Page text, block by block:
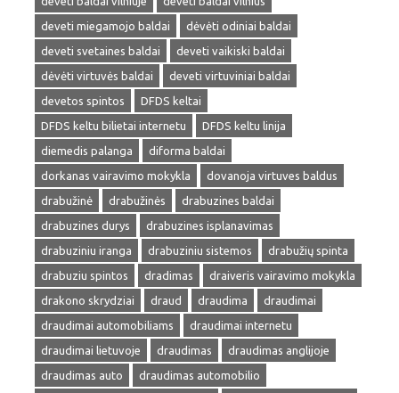
deveti miegamojo baldai
dėvėti odiniai baldai
deveti svetaines baldai
deveti vaikiski baldai
dėvėti virtuvės baldai
deveti virtuviniai baldai
devetos spintos
DFDS keltai
DFDS keltu bilietai internetu
DFDS keltu linija
diemedis palanga
diforma baldai
dorkanas vairavimo mokykla
dovanoja virtuves baldus
drabužinė
drabužinės
drabuzines baldai
drabuzines durys
drabuzines isplanavimas
drabuziniu iranga
drabuziniu sistemos
drabužių spinta
drabuziu spintos
dradimas
draiveris vairavimo mokykla
drakono skrydziai
draud draudima
draudimai
draudimai automobiliams
draudimai internetu
draudimai lietuvoje
draudimas
draudimas anglijoje
draudimas auto
draudimas automobilio